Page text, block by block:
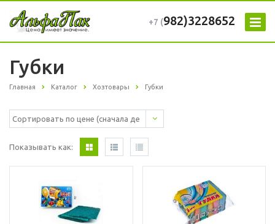
+7 (982)3228652
Губки
Главная Каталог Хозтовары Губки
Показывать как: